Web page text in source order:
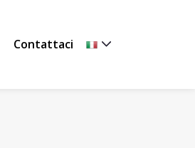
Contattaci